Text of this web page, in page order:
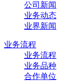
公司新闻
业务动态
业界新闻
业务流程
业务流程
业务品种
合作单位